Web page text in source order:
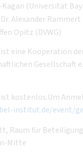
Kagan (Universität
Alexander Rammert
Opitz (DVWG)
eine Kooperation
Gesellschaft e.
kostenlos.Um
institut.de/event/
Raum für
Mitte